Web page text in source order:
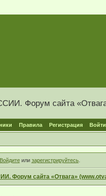
Форум сайта
Правила Регистрация Войти
Войдитеили зарегистрируйтесь.
Форум сайта «Отвага»